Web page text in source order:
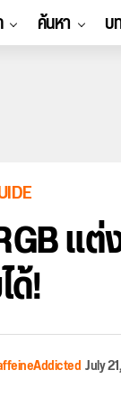
ค้นหา บ
แ
!
July